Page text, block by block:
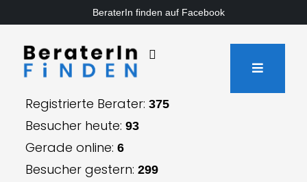
BeraterIn finden auf Facebook
Registrierte Berater: 375
Besucher heute: 93
Gerade online: 6
Besucher gestern: 299